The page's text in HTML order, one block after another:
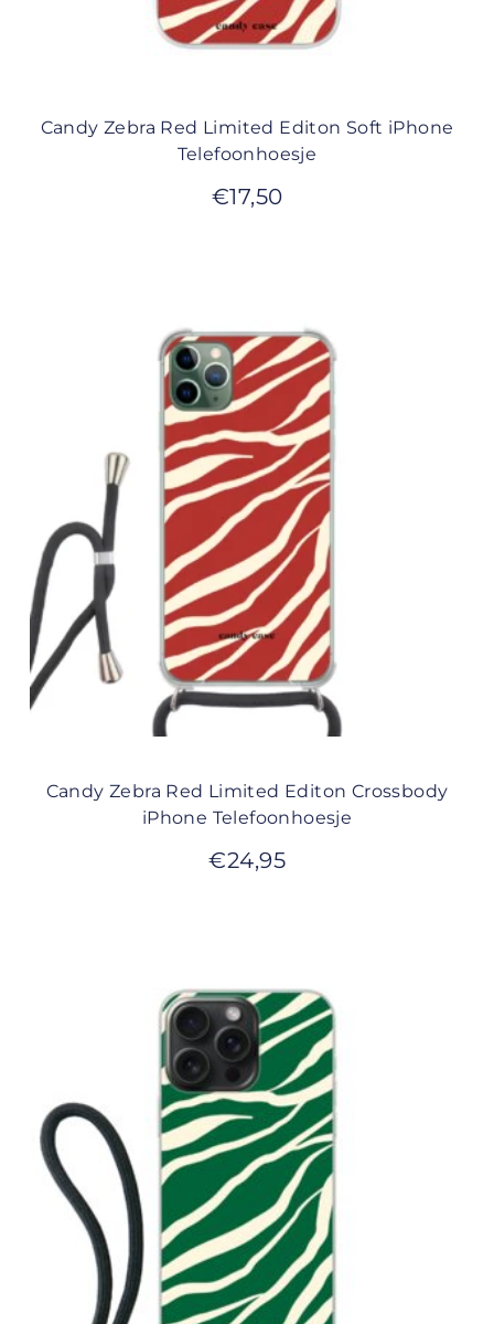
Candy Zebra Red Limited Editon Soft iPhone
Telefoonhoesje
€17,50
Candy Zebra Red Limited Editon Crossbody
iPhone Telefoonhoesje
€24,95